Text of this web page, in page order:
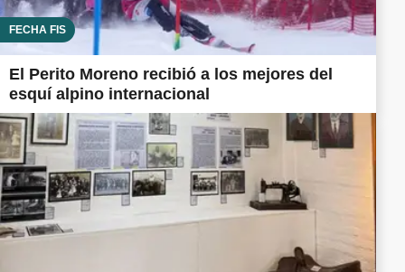
FECHA FIS
El Perito Moreno recibió a los mejores del
esquí alpino internacional